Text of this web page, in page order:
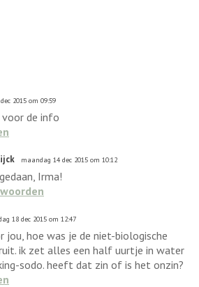
2015 om 09:59
de info
maandag 14 dec 2015 om 10:12
Irma!
18 dec 2015 om 12:47
jou, hoe was je de niet-biologische
ik zet alles een half uurtje in water
sodo. heeft dat zin of is het onzin?